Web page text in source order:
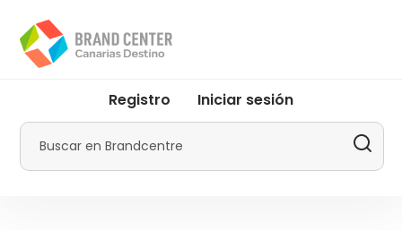
contenido
principal
menu
Promotur
Registro Iniciar sesión
Buscar